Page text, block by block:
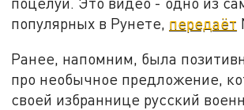
популярных в Рунете, передаёт
Ранее, напомним, была
про необычное предложение,
своей избраннице русский